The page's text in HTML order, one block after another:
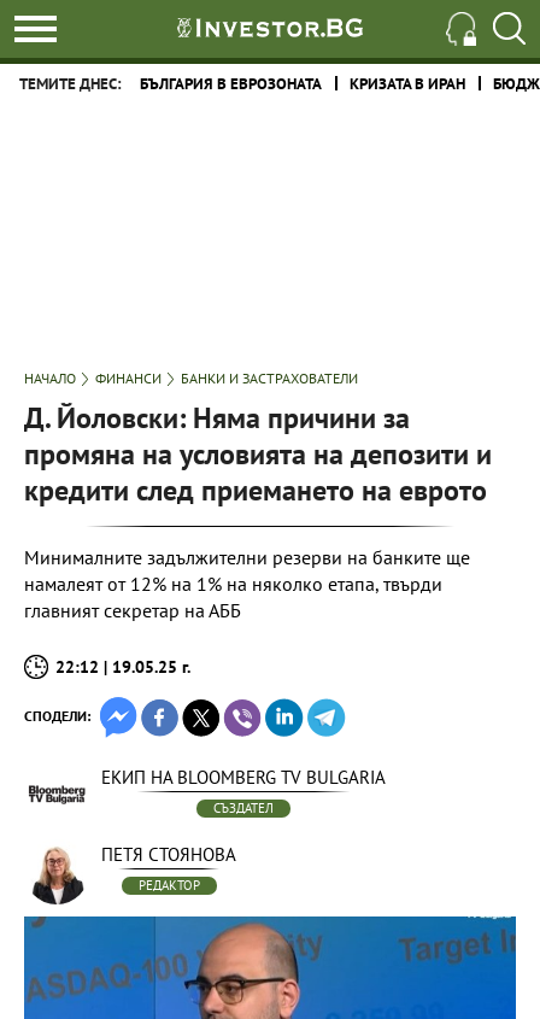
ТЕМИТЕ ДНЕС: БЪЛГАРИЯ В ЕВРОЗОНАТА КРИЗАТА В ИРАН
НАЧАЛО ФИНАНСИ БАНКИ И ЗАСТРАХОВАТЕЛИ
Д. Йоловски: Няма причини за
промяна на условията на депозити и
кредити след приемането на еврото
Минималните задължителни резерви на банките ще
намалеят от 12% на 1% на няколко етапа, твърди
главният секретар на АББ
22:12 | 19.05.25 г.
СПОДЕЛИ:
ЕКИП НА BLOOMBERG TV BULGARIA
СЪЗДАТЕЛ
ПЕТЯ СТОЯНОВА
РЕДАКТОР